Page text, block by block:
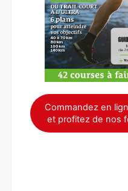
Commandez en
et profitez de nos